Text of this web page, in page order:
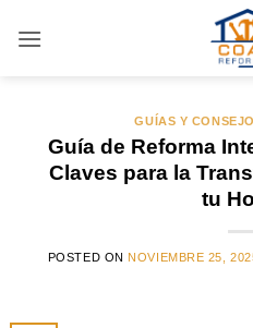
ARCHIVOS DE
GUÍAS Y
Guía de Reforma
Claves para la
tu
POSTED ON NOVIEMBRE 25,